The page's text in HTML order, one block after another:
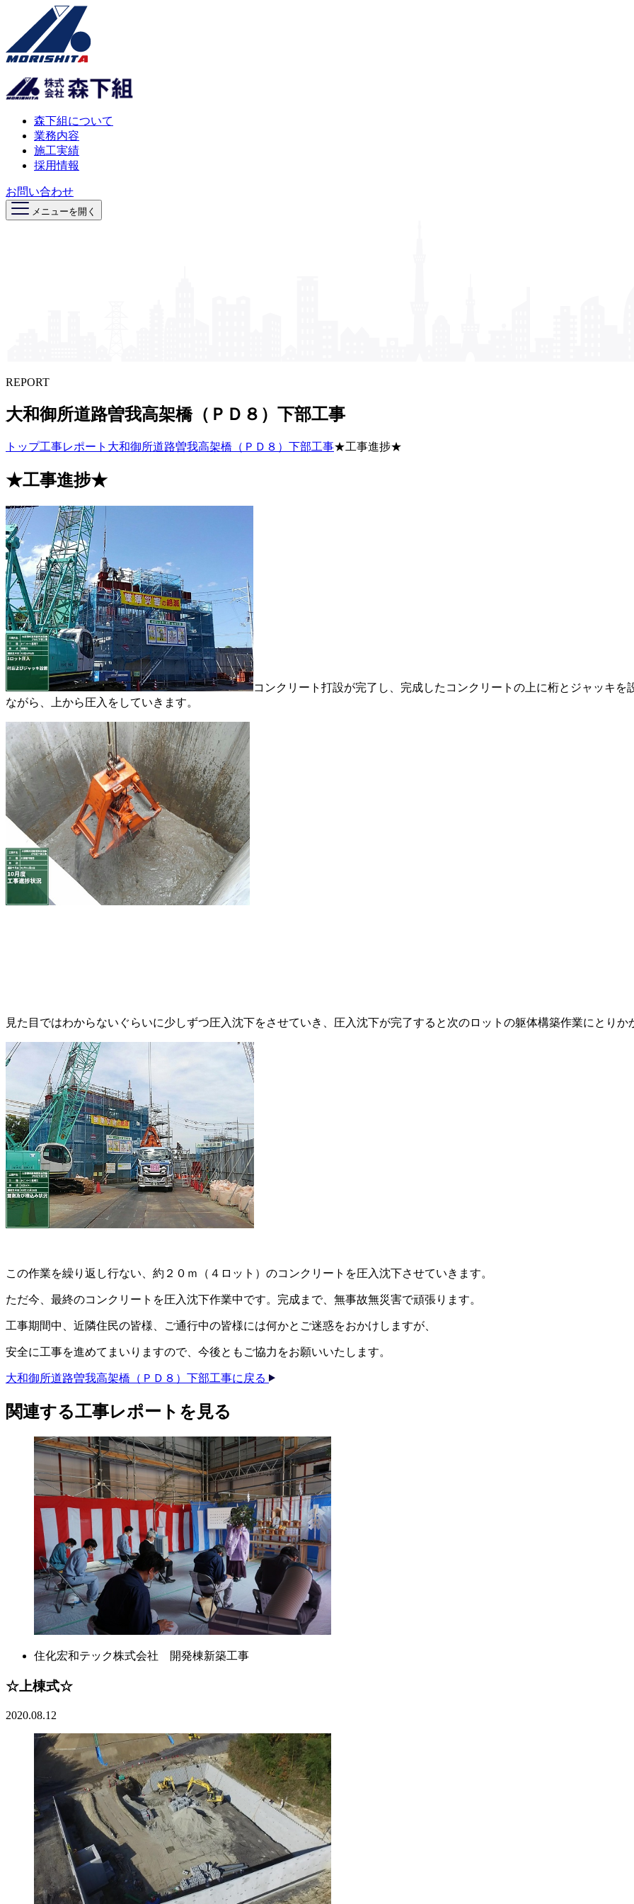
森下組について
業務内容
施工実績
採用情報
お問い合わせ
メニューを開く
REPORT
大和御所道路曽我高架橋​（ＰＤ８）​下部​工事
トップ工事レポート 大和御所道路曽我高架橋（ＰＤ８）下部工事★工事進捗★
★工事進捗★
コンクリート打設が完了し、完成したコンクリートの上に桁とジャッキ
ながら、上から圧入をしていきます。
見た目ではわからないぐらいに少しずつ圧入沈下をさせていき、圧入沈下が完了すると次のロットの躯体構築作業にとりか
この作業を繰り返し行ない、約２０ｍ（４ロット）のコンクリートを圧入沈下させていきます。
ただ今、最終のコンクリートを圧入沈下作業中です。完成まで、無事故無災害で頑張ります。
工事期間中、近隣住民の皆様、ご通行中の皆様には何かとご迷惑をおかけしますが、
安全に工事を進めてまいりますので、今後ともご協力をお願いいたします。
大和御所道路曽我高架橋（ＰＤ８）下部工事に戻る
関連する​工事レポートを​見る​
住化宏和テック株式会社 開発棟新築工事
☆上棟式☆
2020.08.12